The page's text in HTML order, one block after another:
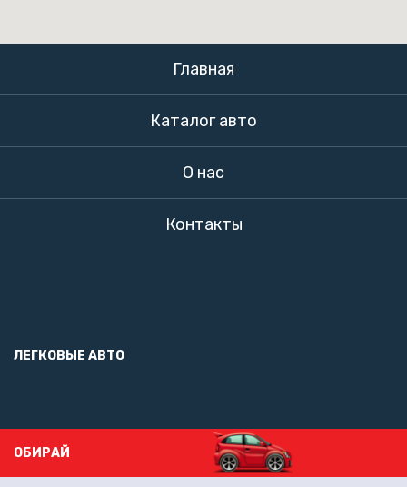
Главная
Каталог авто
О нас
Контакты
ЛЕГКОВЫЕ АВТО
ОБИРАЙ